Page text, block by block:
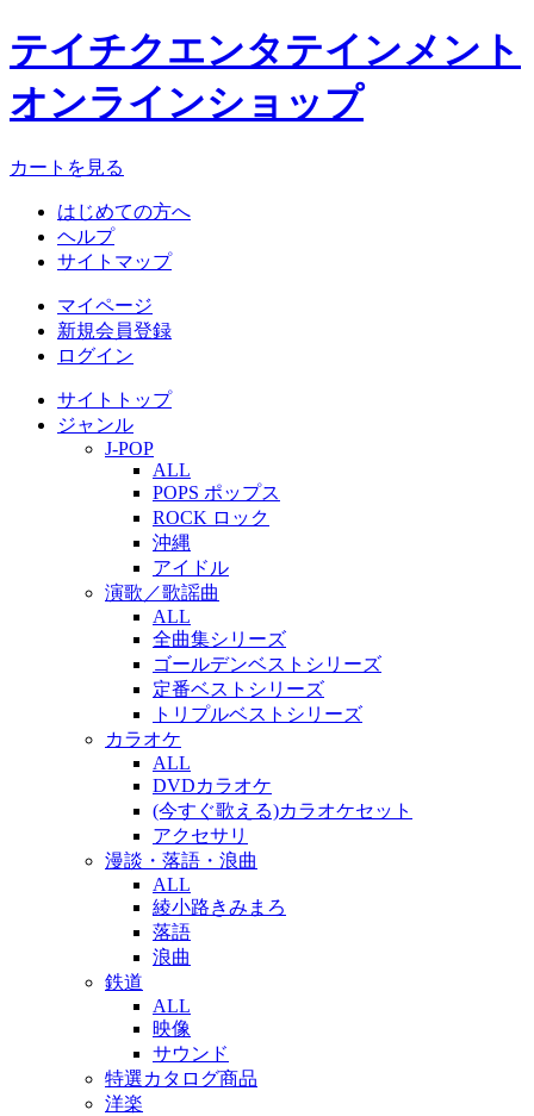
テイチクエンタテインメント
オンラインショップ
カートを見る
はじめての方へ
ヘルプ
サイトマップ
マイページ
新規会員登録
ログイン
サイトトップ
ジャンル
J-POP
ALL
POPS ポップス
ROCK ロック
沖縄
アイドル
演歌／歌謡曲
ALL
全曲集シリーズ
ゴールデンベストシリーズ
定番ベストシリーズ
トリプルベストシリーズ
カラオケ
ALL
DVDカラオケ
(今すぐ歌える)カラオケセット
アクセサリ
漫談・落語・浪曲
ALL
綾小路きみまろ
落語
浪曲
鉄道
ALL
映像
サウンド
特選カタログ商品
洋楽